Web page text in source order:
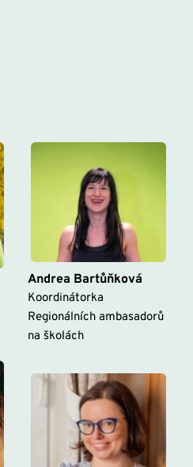
Andrea Bartůňková
Koordinátorka
Regionálních ambasadorů
na školách